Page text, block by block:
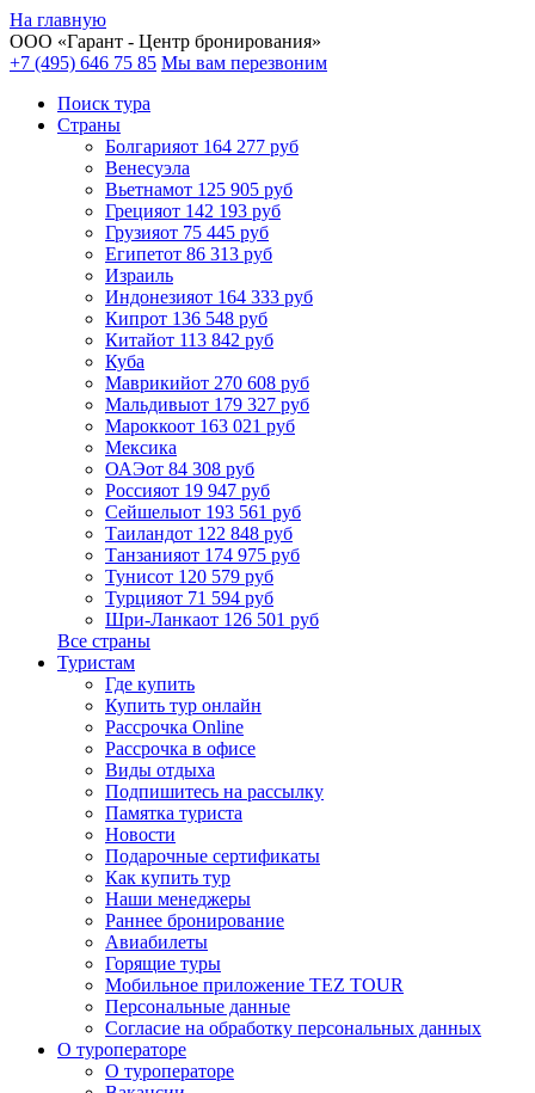
На главную
ООО «Гарант - Центр бронирования»
+7 (495) 646 75 85 Мы вам перезвоним
Поиск тура
Cтраны
Болгарияот 164 277 руб
Венесуэла
Вьетнамот 125 905 руб
Грецияот 142 193 руб
Грузияот 75 445 руб
Египетот 86 313 руб
Израиль
Индонезияот 164 333 руб
Кипрот 136 548 руб
Китайот 113 842 руб
Куба
Маврикийот 270 608 руб
Мальдивыот 179 327 руб
Мароккоот 163 021 руб
Мексика
ОАЭот 84 308 руб
Россияот 19 947 руб
Сейшелыот 193 561 руб
Таиландот 122 848 руб
Танзанияот 174 975 руб
Тунисот 120 579 руб
Турцияот 71 594 руб
Шри-Ланкаот 126 501 руб
Все страны
Туристам
Где купить
Купить тур онлайн
Рассрочка Online
Рассрочка в офисе
Виды отдыха
Подпишитесь на рассылку
Памятка туриста
Новости
Подарочные сертификаты
Как купить тур
Наши менеджеры
Раннее бронирование
Авиабилеты
Горящие туры
Мобильное приложение TEZ TOUR
Персональные данные
Согласие на обработку персональных данных
О туроператоре
О туроператоре